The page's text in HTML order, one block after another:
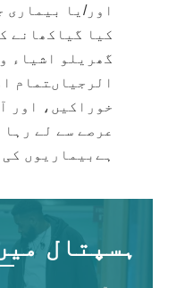
اور/یا بیماری
کیا گیاکھانے
گھریلو اشیاء
الرجیاںتمام
خوراکیں، اور
عرصے سے لے
ہےبیماریوں
ہسپتال